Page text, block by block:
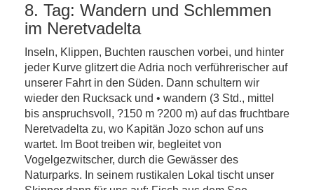
8. Tag: Wandern und Schlemmen
im Neretvadelta
Inseln, Klippen, Buchten rauschen vorbei, und hinter
jeder Kurve glitzert die Adria noch verführerischer auf
unserer Fahrt in den Süden. Dann schultern wir
wieder den Rucksack und • wandern (3 Std., mittel
bis anspruchsvoll, ?150 m ?200 m) auf das fruchtbare
Neretvadelta zu, wo Kapitän Jozo schon auf uns
wartet. Im Boot treiben wir, begleitet von
Vogelgezwitscher, durch die Gewässer des
Naturparks. In seinem rustikalen Lokal tischt unser